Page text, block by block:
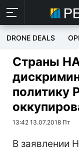
DRONE DEALS
Страны
политику
13:42 13.07.2018 Пт
В заявлении